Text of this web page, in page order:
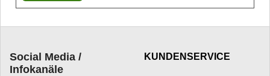
Social Media /
Infokanäle
KUNDENSERVICE